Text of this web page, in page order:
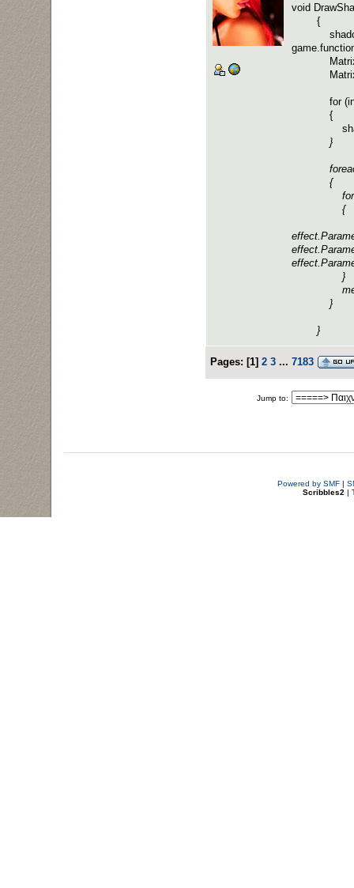
void
{
shadow =
Matrix[]
Matrix[]
for (int i =
{
}
foreach
{
foreach
{
}
}
}
Pages: [1] 2 3 ... 7183
Jump to:
Powered by SMF|
Scribbles2 |